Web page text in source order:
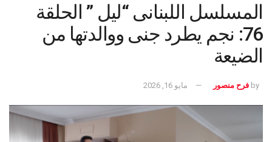
المسلسل اللبنانى “ليل ” الحلقة
76: نجم يطرد جنى ووالدتها من
الضيعة
by فرح منصور مايو 16, 2026